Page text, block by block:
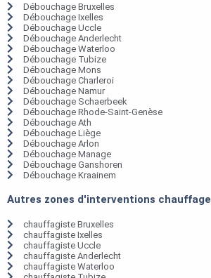
Débouchage Bruxelles
Débouchage Ixelles
Débouchage Uccle
Débouchage Anderlecht
Débouchage Waterloo
Débouchage Tubize
Débouchage Mons
Débouchage Charleroi
Débouchage Namur
Débouchage Schaerbeek
Débouchage Rhode-Saint-Genèse
Débouchage Ath
Débouchage Liège
Débouchage Arlon
Débouchage Manage
Débouchage Ganshoren
Débouchage Kraainem
Autres zones d'interventions chauffage
chauffagiste Bruxelles
chauffagiste Ixelles
chauffagiste Uccle
chauffagiste Anderlecht
chauffagiste Waterloo